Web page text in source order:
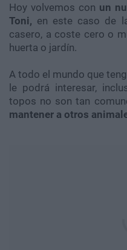
Hoy volvemos con un
Toni, en este caso de
casero, a coste cero o
huerta o jardín.
A todo el mundo que
le podrá interesar,
topos no son tan
mantener a otros